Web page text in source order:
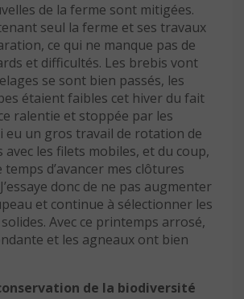
de la ferme sont mitigées.
seul la ferme et ses travaux
ce qui ne manque pas de
et difficultés. Les brebis vont
se sont bien passés, les
étaient faibles cet hiver du fait
ralentie et stoppée par les
eu un gros travail de rotation de
les filets mobiles, et du coup,
temps d’avancer mes clôtures
donc de ne pas augmenter
et continue à sélectionner les
Avec ce printemps arrosé,
et les agneaux ont bien
de la biodiversité